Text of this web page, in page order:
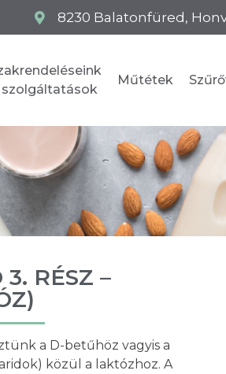
8230 Balatonfüred ,
szolgáltatások
Műtétek
RÉSZ –
a D-betűhöz vagyis a
közül a laktózhoz. A